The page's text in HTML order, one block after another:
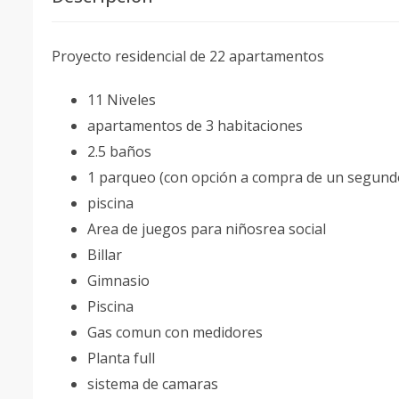
Proyecto residencial de 22 apartamentos
11 Niveles
apartamentos de 3 habitaciones
2.5 baños
1 parqueo (con opción a compra de un
piscina
Area de juegos para niñosrea social
Billar
Gimnasio
Piscina
Gas comun con medidores
Planta full
sistema de camaras